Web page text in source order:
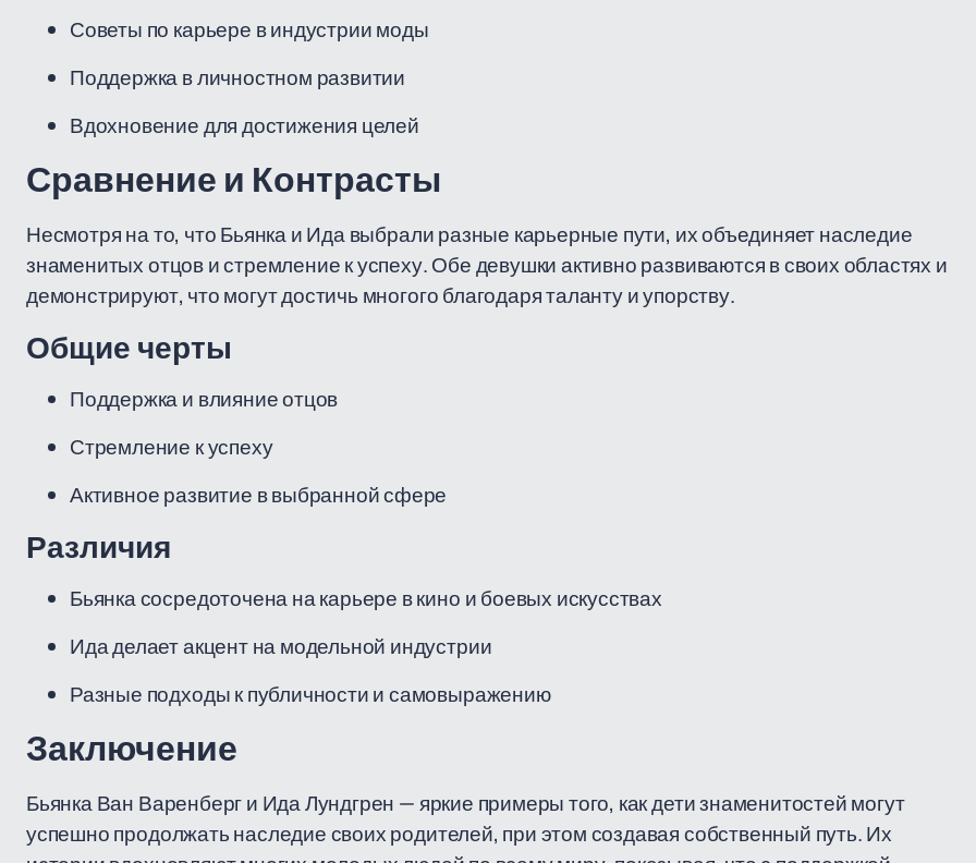
Советы по карьере в индустрии моды
Поддержка в личностном развитии
Вдохновение для достижения целей
Сравнение и Контрасты
Несмотря на то, что Бьянка и Ида выбрали разные карьерные пути, их объединяет наследие
знаменитых отцов и стремление к успеху. Обе девушки активно развиваются в своих областях и
демонстрируют, что могут достичь многого благодаря таланту и упорству.
Общие черты
Поддержка и влияние отцов
Стремление к успеху
Активное развитие в выбранной сфере
Различия
Бьянка сосредоточена на карьере в кино и боевых искусствах
Ида делает акцент на модельной индустрии
Разные подходы к публичности и самовыражению
Заключение
Бьянка Ван Варенберг и Ида Лундгрен — яркие примеры того, как дети знаменитостей могут
успешно продолжать наследие своих родителей, при этом создавая собственный путь. Их